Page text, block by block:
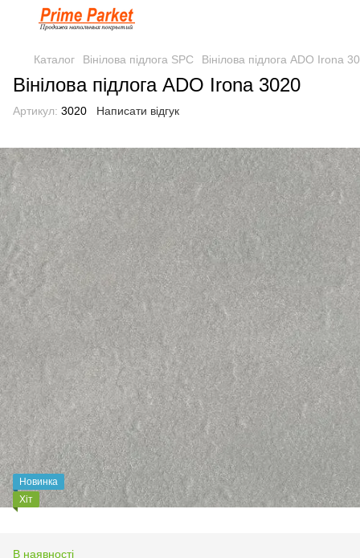
Каталог Вінілова підлога SPC Вінілова підлога ADO Irona
Вінілова підлога ADO Irona 3020
Артикул: 3020 Написати відгук
Новинка
Хіт
В наявності